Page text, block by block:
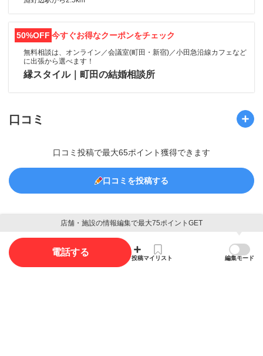
50%OFF 今すぐお得なクーポンをチェック
無料相談は、オンライン／会議室(町田・新宿)／小田急沿線カフェなど
に出張から選べます！
縁スタイル｜町田の結婚相談所
口コミ
口コミ投稿で最大65ポイント獲得できます
口コミを投稿する
写真
店舗・施設の情報編集で最大75ポイントGET
電話する
投稿マイリスト 編集モード